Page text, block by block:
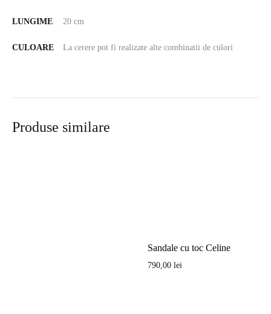
LUNGIME 20 cm
CULOARE La cerere pot fi realizate alte combinatii de culori
Produse similare
Sandale cu toc Celine
790,00 lei